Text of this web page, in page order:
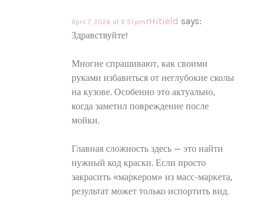
rHitield says:
April 7, 2026 at 9:51 pm
Здравствуйте!
Многие спрашивают, как своими
руками избавиться от неглубокие сколы
на кузове. Особенно это актуально,
когда заметил повреждение после
мойки.
Главная сложность здесь — это найти
нужный код краски. Если просто
закрасить «маркером» из масс-маркета,
результат может только испортить вид.